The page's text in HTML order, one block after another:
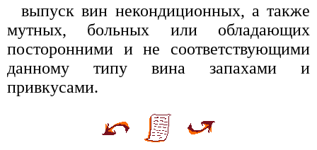
выпуск вин некондиционных, а также
мутных, больных или обладающих
посторонними и не соответствующими
данному типу вина запахами и
привкусами.